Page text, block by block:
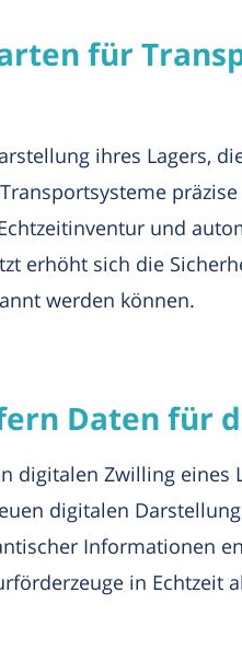
für
ihres Lagers,
und
erhöht sich die
werden können.
Daten für
digitalen Zwilling
digitalen
Informationen
in Echtzeit